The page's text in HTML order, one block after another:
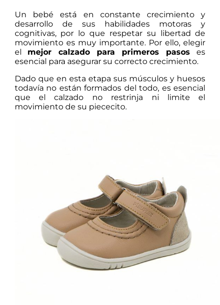
Un bebé está en constante crecimiento y
desarrollo de sus habilidades motoras y
cognitivas, por lo que respetar su libertad de
movimiento es muy importante. Por ello, elegir
el mejor calzado para primeros pasoses
esencial para asegurar su correcto crecimiento.
Dado que en esta etapa sus músculos y huesos
todavía no están formados del todo, es esencial
que el calzado no restrinja ni limite el
movimiento de su piececito.